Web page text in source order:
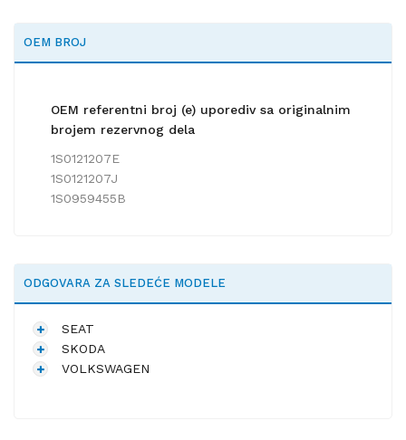
OEM BROJ
OEM referentni broj (e) uporediv sa originalnim
brojem rezervnog dela
1S0121207E
1S0121207J
1S0959455B
ODGOVARA ZA SLEDEĆE MODELE
SEAT
SKODA
VOLKSWAGEN